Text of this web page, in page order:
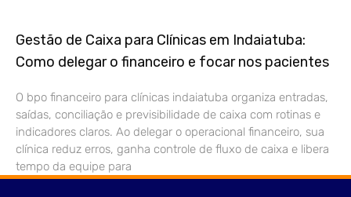
Gestão de Caixa para Clínicas em Indaiatuba:
Como delegar o financeiro e focar nos pacientes
O bpo financeiro para clínicas indaiatuba organiza entradas,
saídas, conciliação e previsibilidade de caixa com rotinas e
indicadores claros. Ao delegar o operacional financeiro, sua
clínica reduz erros, ganha controle de fluxo de caixa e libera
tempo da equipe para